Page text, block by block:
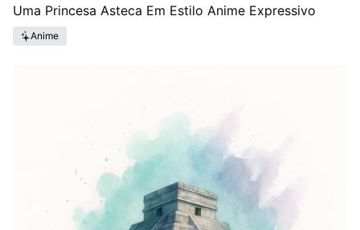
Uma Princesa Asteca Em Estilo Anime Expressivo
Anime